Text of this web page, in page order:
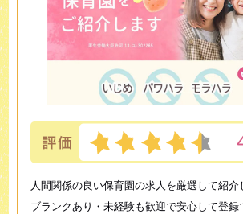
人間関係の良い保育園の求人を厳選して紹介
ブランクあり・未経験も歓迎で安心して登録